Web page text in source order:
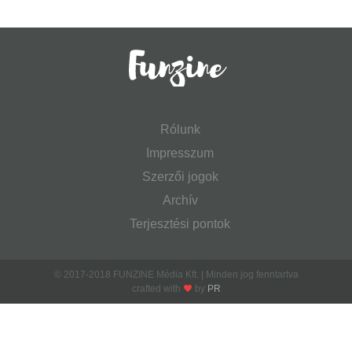
Rólunk
Impresszum
Szerzői jogok
Archív
Terjesztési pontok
© 2017-2018 FUNZINE Média Kft. | Minden jog fenntartva
crafted with
by PR